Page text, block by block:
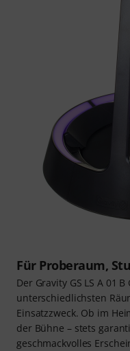
Für Proberaum,
Der Gravity GS LS A 01
unterschiedlichsten
Einsatzzweck. Ob im
der Bühne – stets
geschmackvolles